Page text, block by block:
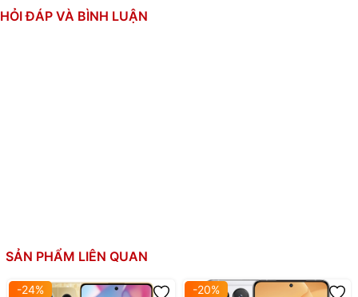
Dung
HỎI ĐÁP VÀ BÌNH LUẬN
SẢN PHẨM LIÊN QUAN
-24% -20%